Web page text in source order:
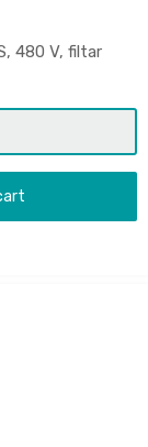
480 V, filtar